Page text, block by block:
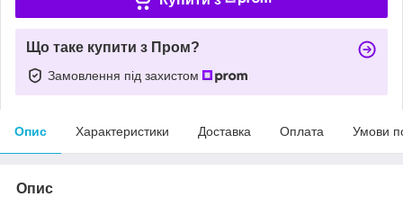
Що таке купити з Пром?
Замовлення під захистом
Опис Характеристики Доставка Оплата Умови
Опис